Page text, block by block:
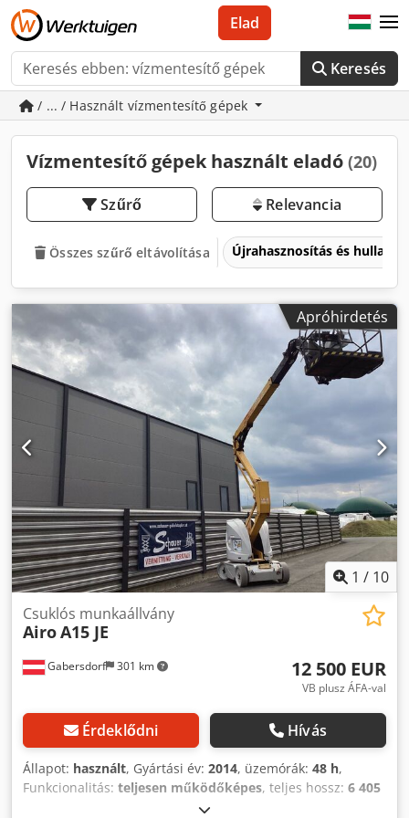
Keresés
Elad
/ ... / Használt vízmentesítő gépek
Vízmentesítő gépek használt eladó (20)
Szűrő Relevancia
Összes szűrő eltávolítása Újrahasznosítás és
Apróhirdetés
1 / 10
Gabersdorf 301 km
Csuklós munkaállvány
AiroA15 JE
12 500 EUR
VB plusz ÁFA-val
Érdeklődni Hívás
Állapot: használt, Gyártási év: 2014, üzemórák: 48 h,
Funkcionalitás: teljesen működőképes, teljes hossz: 6 405
, üzemanyagtípus: